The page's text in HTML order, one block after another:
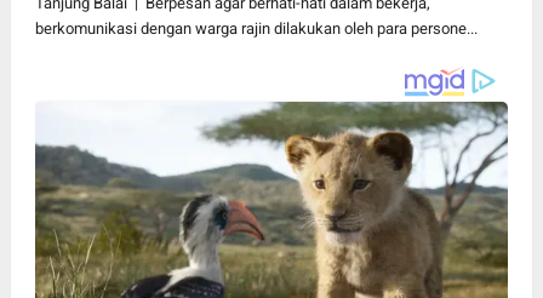
berkomunikasi dengan warga rajin dilakukan oleh para persone...